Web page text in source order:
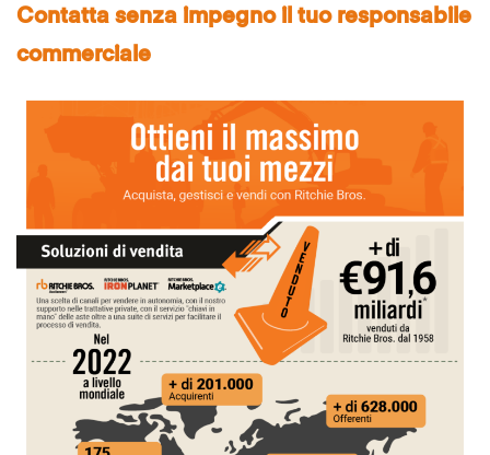
Contatta senza impegno il tuo responsabile
commerciale